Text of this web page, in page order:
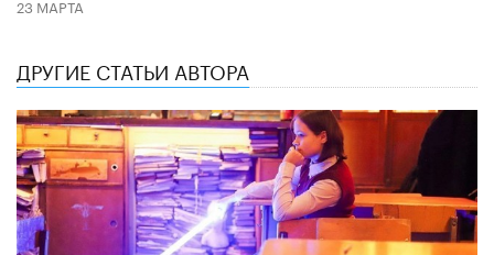
23 МАРТА
ДРУГИЕ СТАТЬИ АВТОРА